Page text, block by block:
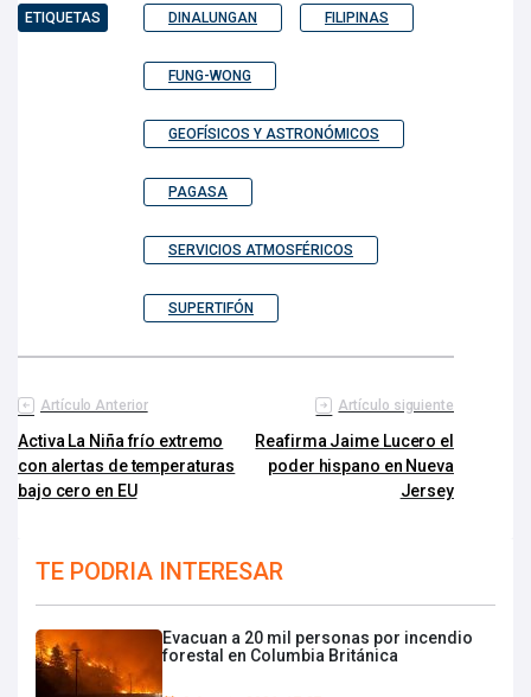
ETIQUETAS DINALUNGAN FILIPINAS
FUNG-WONG
GEOFÍSICOS Y ASTRONÓMICOS
PAGASA
SERVICIOS ATMOSFÉRICOS
SUPERTIFÓN
Artículo Anterior
Activa La Niña frío extremo
con alertas de temperaturas
bajo cero en EU
Artículo siguiente
Reafirma Jaime Lucero el
poder hispano en Nueva
Jersey
TE PODRIA INTERESAR
Evacuan a 20 mil personas por incendio
forestal en Columbia Británica